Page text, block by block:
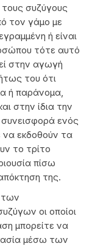
συζύγους
τον γάμο με
ή είναι
τότε αυτό
στην αγωγή
του ότι
ή παράνομα,
στην ίδια την
συνεισφορά ενός
να εκδοθούν τα
το τρίτο
πίσω
της.
των
οι οποίοι
μπορείτε να
μέσω των